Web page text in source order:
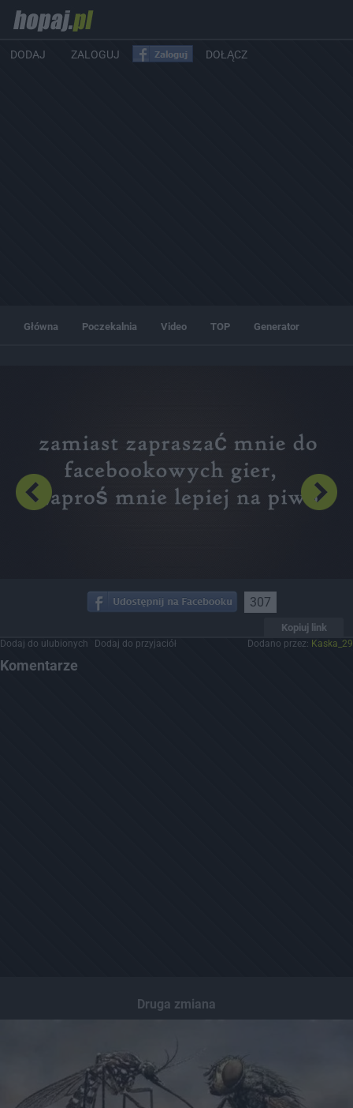
DODAJ ZALOGUJ DOŁĄCZ
Główna Poczekalnia Video TOP Generator
307
Kopiuj link
Dodaj do ulubionych Dodaj do przyjaciół Dodano przez: Kaska_29
Komentarze
Druga zmiana